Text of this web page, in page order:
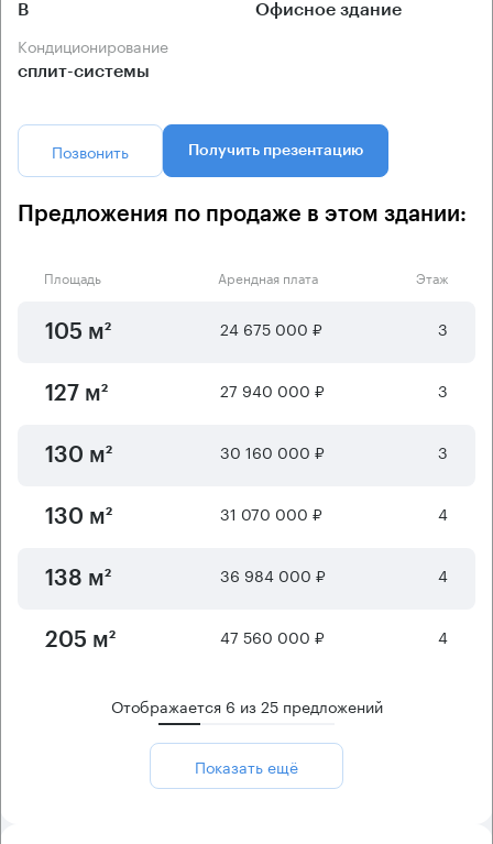
B Офисное здание
Кондиционирование
сплит-системы
Позвонить Получить презентацию
Предложения по продаже в этом здании:
Площадь Арендная плата Этаж
105 м² 24 675 000 ₽ 3
127 м² 27 940 000 ₽ 3
130 м² 30 160 000 ₽ 3
130 м² 31 070 000 ₽ 4
138 м² 36 984 000 ₽ 4
205 м² 47 560 000 ₽ 4
Отображается 6 из25предложений
Показать ещё